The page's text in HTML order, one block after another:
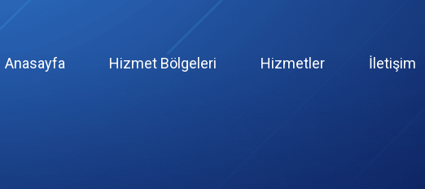
Anasayfa (current)Hizmet Bölgeleri Hizmetler İletişim